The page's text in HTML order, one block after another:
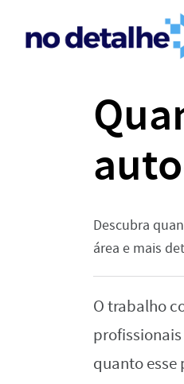
Descubra
área e mais
O trabalho
quanto esse